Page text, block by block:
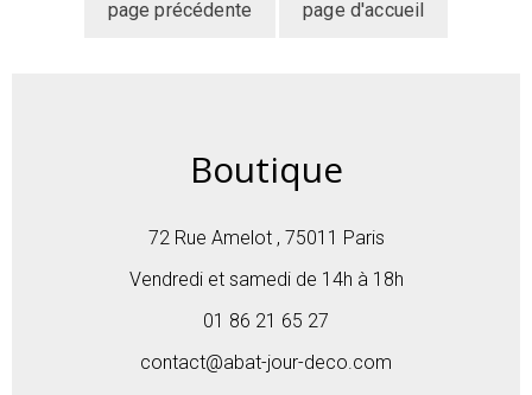
Boutique
72 Rue Amelot , 75011 Paris
Vendredi et samedi de 14h à 18h
01 86 21 65 27
contact@abat-jour-deco.com